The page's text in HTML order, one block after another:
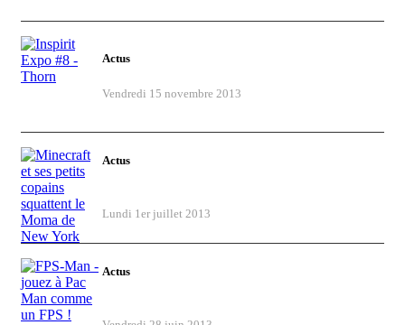
Actus
Vendredi 15 novembre 2013
Actus
Lundi 1er juillet 2013
Actus